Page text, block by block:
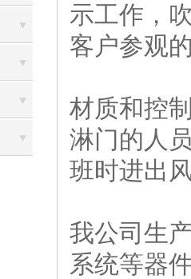
示工作，
客户参观
材质和控
淋门的人
班时进出
我公司生
系统等器